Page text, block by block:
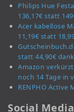
Philips Hue
136,17€ statt
Acer kabellose
11,19€ statt
statt 44,90€
Amazon
noch 14 Tage in
RENPHO Active
Social